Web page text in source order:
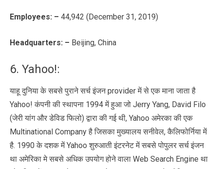
Employees: – 44,942 (December 31, 2019)
Headquarters: – Beijing, China
6. Yahoo!:
याहू दुनिया के सबसे पुराने सर्च इंजन provider में से एक माना जाता है
Yahoo! कंपनी की स्थापना 1994 में हुआ जो Jerry Yang, David Filo
(जेरी यांग और डेविड फिलो) द्वारा की गई थी, Yahoo अमेरका की एक
Multinational Company है जिसका मुख्यालय सनीवेल, कैलिफोर्निया में
है. 1990 के दशक में Yahoo शुरुआती इंटरनेट में सबसे पोपुलर सर्च इंजन
था अमेरिका मे सबसे अधिक उपयोग होने वाला Web Search Engine था